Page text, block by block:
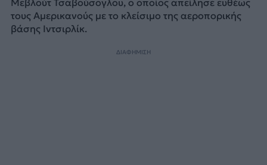
Μεβλούτ Τσαβούσογλου, ο οποίος απείλησε ευθέως
τους Αμερικανούς με το κλείσιμο της αεροπορικής
βάσης Ιντσιρλίκ.
ΔΙΑΦΗΜΙΣΗ